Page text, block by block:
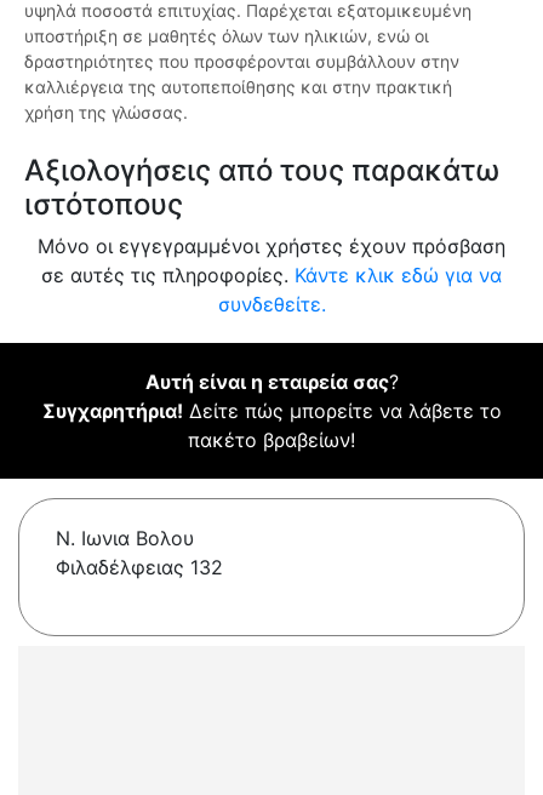
υψηλά ποσοστά επιτυχίας. Παρέχεται εξατομικευμένη
υποστήριξη σε μαθητές όλων των ηλικιών, ενώ οι
δραστηριότητες που προσφέρονται συμβάλλουν στην
καλλιέργεια της αυτοπεποίθησης και στην πρακτική
χρήση της γλώσσας.
Αξιολογήσεις από τους παρακάτω
ιστότοπους
Μόνο οι εγγεγραμμένοι χρήστες έχουν πρόσβαση
σε αυτές τις πληροφορίες. Κάντε κλικ εδώ για να
συνδεθείτε.
Αυτή είναι η εταιρεία σας?
Συγχαρητήρια! Δείτε πώς μπορείτε να λάβετε το
πακέτο βραβείων!
Ν. Ιωνια Βολου
Φιλαδέλφειας 132